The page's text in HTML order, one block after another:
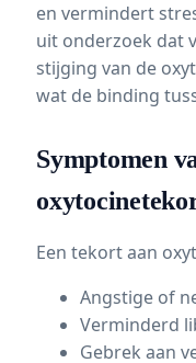
en vermindert
uit onderzoek dat
stijging van de
wat de binding
Symptomen
Een tekort aan
Angstige of
Verminderd
Gebrek aan